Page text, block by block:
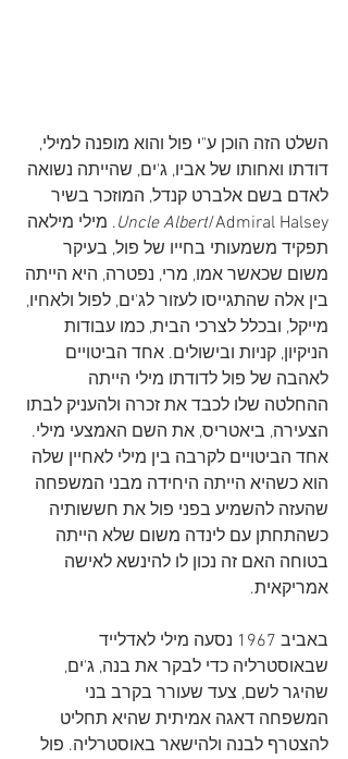
השלט הזה הוכן ע"י פול והוא מופנה למילי,
דודתו ואחותו של אביו, ג'ים, שהייתה נשואה
לאדם בשם אלברט קנדל, המוזכר בשיר
Uncle Albert/Admiral Halsey
. מילי מילאה
תפקיד משמעותי בחייו של פול, בעיקר
משום שכאשר אמו, מרי, נפטרה, היא הייתה
בין אלה שהתגייסו לעזור לג'ים, לפול ולאחיו,
מייקל, ובכלל לצרכי הבית, כמו עבודות
הניקיון, קניות ובישולים. אחד הביטויים
לאהבה של פול לדודתו מילי הייתה
ההחלטה שלו לכבד את זכרה ולהעניק לבתו
הצעירה, ביאטריס, את השם האמצעי מילי.
אחד הביטויים לקרבה בין מילי לאחיין שלה
הוא כשהיא הייתה היחידה מבני המשפחה
שהעזה להשמיע בפני פול את חששותיה
כשהתחתן עם לינדה משום שלא הייתה
בטוחה האם זה נכון לו להינשא לאישה
אמריקאית.
באביב 1967 נסעה מילי לאדלייד
שבאוסטרליה כדי לבקר את בנה, ג'ים,
שהיגר לשם, צעד שעורר בקרב בני
המשפחה דאגה אמיתית שהיא תחליט
להצטרף לבנה ולהישאר באוסטרליה. פול